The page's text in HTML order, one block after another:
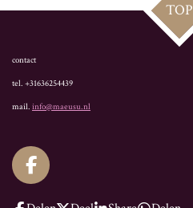
TOP
contact
tel. +31636254439
mail. info@maeusu.nl
F
a